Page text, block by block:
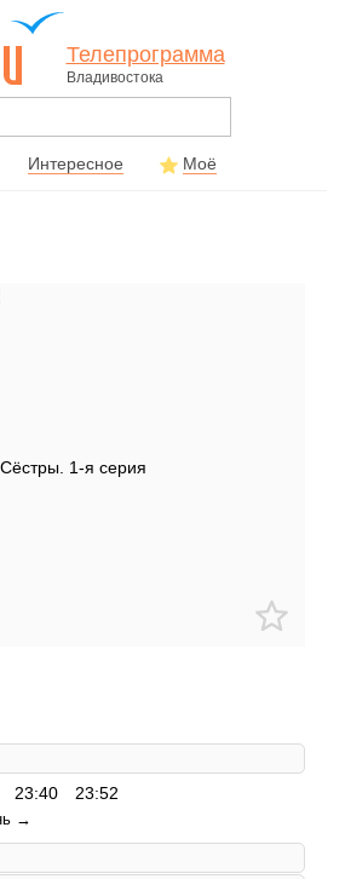
Телепрограмма
Владивостока
Интересное Моё
23:40 23:52
→